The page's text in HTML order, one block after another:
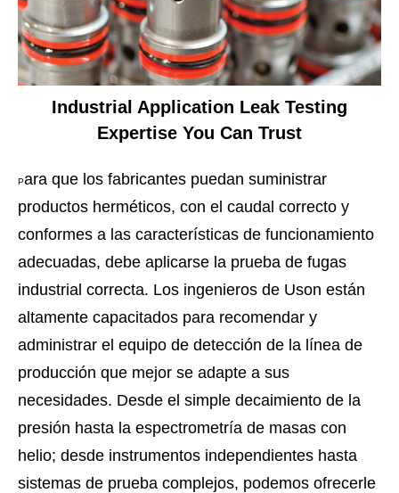
Industrial Application Leak Testing
Expertise You Can Trust
Para que los fabricantes puedan suministrar
productos herméticos, con el caudal correcto y
conformes a las características de funcionamiento
adecuadas, debe aplicarse la prueba de fugas
industrial correcta. Los ingenieros de Uson están
altamente capacitados para recomendar y
administrar el equipo de detección de la línea de
producción que mejor se adapte a sus
necesidades. Desde el simple decaimiento de la
presión hasta la espectrometría de masas con
helio; desde instrumentos independientes hasta
sistemas de prueba complejos, podemos ofrecerle